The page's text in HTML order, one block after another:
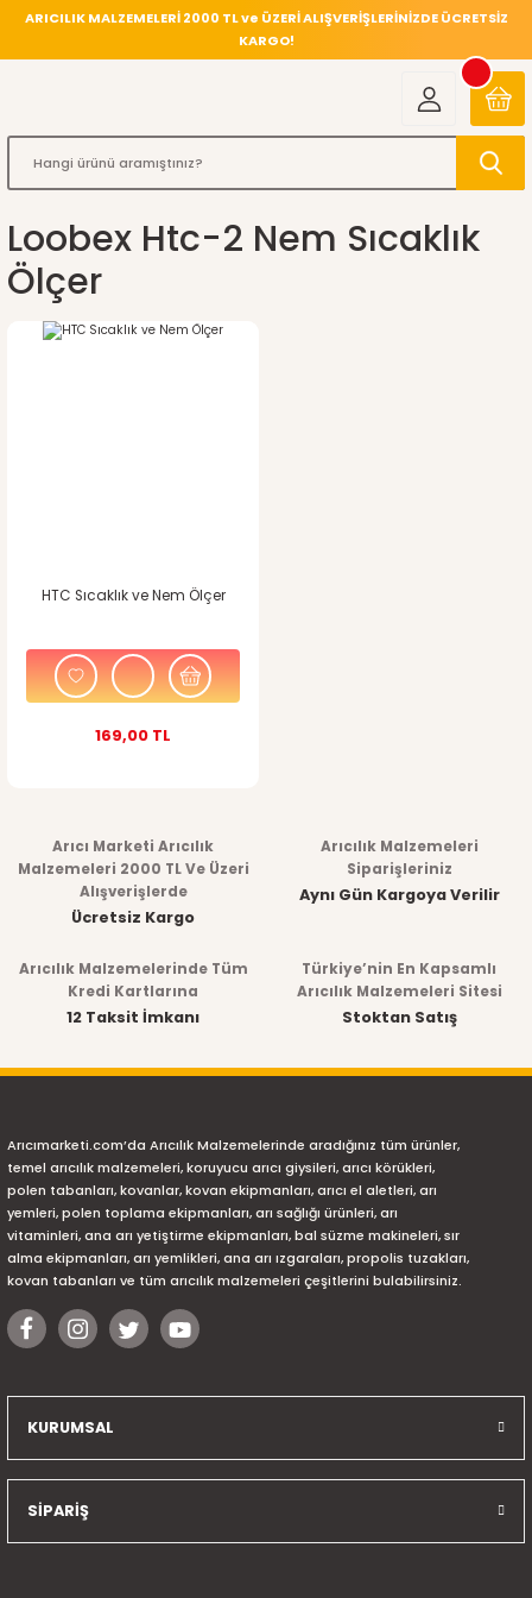
ARICILIK MALZEMELERİ 2000 TL ve ÜZERİ ALIŞVERİŞLERİNİZDE ÜCRETSİZ
KARGO!
Loobex Htc-2 Nem Sıcaklık
Ölçer
HTC Sıcaklık ve Nem Ölçer
169,00 TL
Arıcı Marketi Arıcılık
Malzemeleri 2000 TL Ve Üzeri
Alışverişlerde
Ücretsiz Kargo
Arıcılık Malzemeleri
Siparişleriniz
Aynı Gün Kargoya Verilir
Arıcılık Malzemelerinde Tüm
Kredi Kartlarına
12 Taksit İmkanı
Türkiye’nin En Kapsamlı
Arıcılık Malzemeleri Sitesi
Stoktan Satış
Arıcımarketi.com’da Arıcılık Malzemelerinde aradığınız tüm ürünler,
temel arıcılık malzemeleri, koruyucu arıcı giysileri, arıcı körükleri,
polen tabanları, kovanlar, kovan ekipmanları, arıcı el aletleri, arı
yemleri, polen toplama ekipmanları, arı sağlığı ürünleri, arı
vitaminleri, ana arı yetiştirme ekipmanları, bal süzme makineleri, sır
alma ekipmanları, arı yemlikleri, ana arı ızgaraları, propolis tuzakları,
kovan tabanları ve tüm arıcılık malzemeleri çeşitlerini bulabilirsiniz.
KURUMSAL
SİPARİŞ